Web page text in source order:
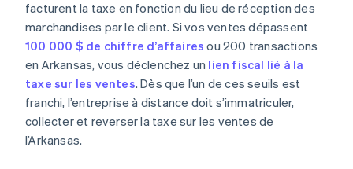
facturent la taxe en fonction du lieu de réception des
marchandises par le client. Si vos ventes dépassent
100 000 $ de chiffre d’affaires ou 200 transactions
en Arkansas, vous déclenchez un lien fiscal lié à la
taxe sur les ventes. Dès que l’un de ces seuils est
franchi, l’entreprise à distance doit s’immatriculer,
collecter et reverser la taxe sur les ventes de
l’Arkansas.